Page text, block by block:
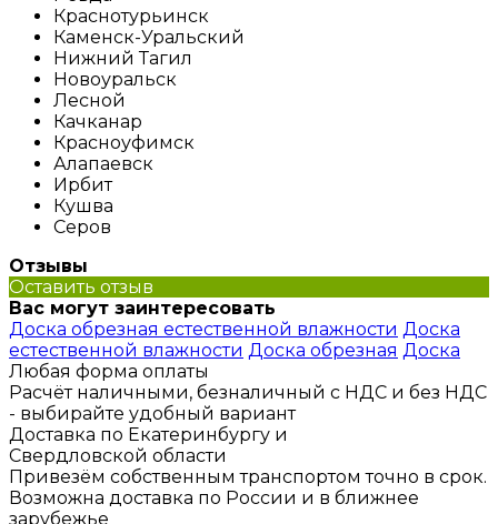
Краснотурьинск
Каменск-Уральский
Нижний Тагил
Новоуральск
Лесной
Качканар
Красноуфимск
Алапаевск
Ирбит
Кушва
Серов
Отзывы
Оставить отзыв
Вас могут заинтересовать
Доска обрезная естественной влажности Доска
естественной влажности Доска обрезная Доска
Любая форма оплаты
Расчёт наличными, безналичный с НДС и без НДС
- выбирайте удобный вариант
Доставка по Екатеринбургу и
Свердловской области
Привезём собственным транспортом точно в срок.
Возможна доставка по России и в ближнее
зарубежье